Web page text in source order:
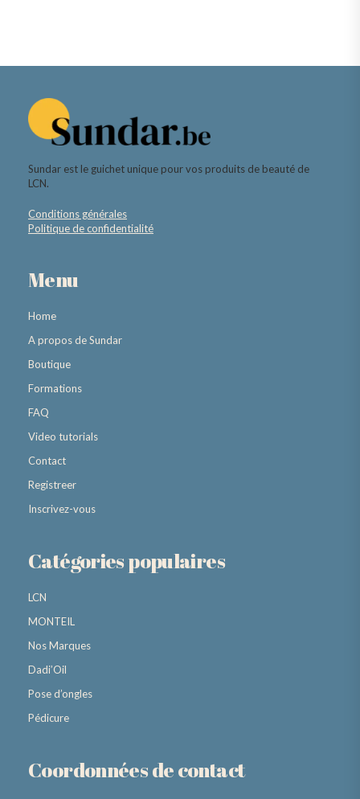
Sundar est le guichet unique pour vos produits de beauté de
LCN.
Conditions générales
Politique de confidentialité
Menu
Home
A propos de Sundar
Boutique
Formations
FAQ
Video tutorials
Contact
Registreer
Inscrivez-vous
Catégories populaires
LCN
MONTEIL
Nos Marques
Dadi’Oil
Pose d’ongles
Pédicure
Coordonnées de contact